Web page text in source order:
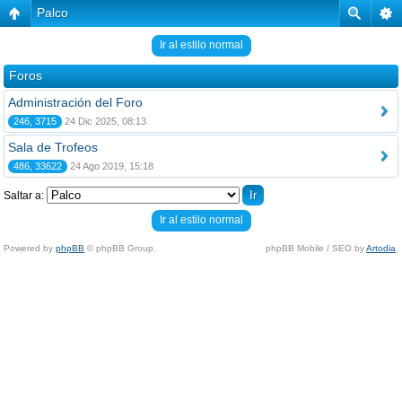
Palco
Ir al estilo normal
Foros
Administración del Foro
246, 3715 24 Dic 2025, 08:13
Sala de Trofeos
486, 33622 24 Ago 2019, 15:18
Saltar a:
Ir al estilo normal
Powered by phpBB © phpBB Group. phpBB Mobile / SEO byArtodia